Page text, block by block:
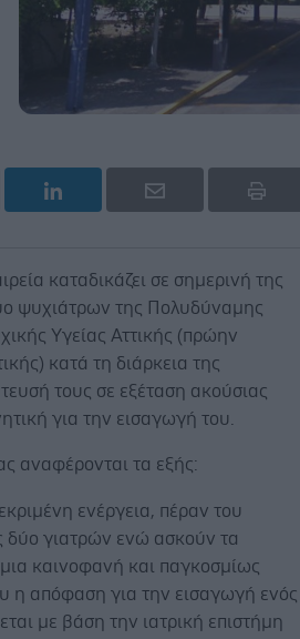
καταδικάζει σε σημερινή της
ψυχιάτρων της Πολυδύναμης
Υγείας Αττικής (πρώην
κατά τη διάρκεια της
τους σε εξέταση ακούσιας
για την εισαγωγή του.
αναφέρονται τα εξής:
ενέργεια, πέραν του
γιατρών ενώ ασκούν τα
καινοφανή και παγκοσμίως
η απόφαση για την εισαγωγή ενός
με βάση την ιατρική επιστήμη